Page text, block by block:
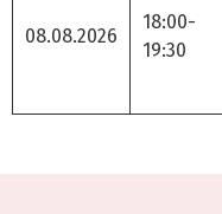
08.08.2026
18:00-
19:30